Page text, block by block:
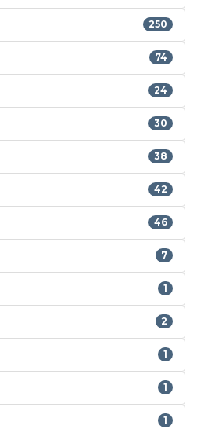
250
74
24
30
38
42
46
7
1
2
1
1
1